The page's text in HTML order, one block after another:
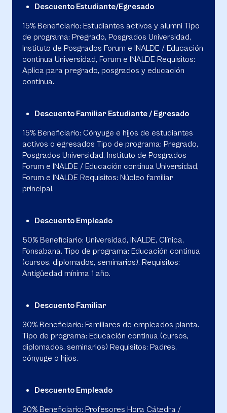
Descuento Estudiante/Egresado
15% Beneficiario: Estudiantes activos y alumni Tipo
de programa: Pregrado, Posgrados Universidad,
Instituto de Posgrados Forum e INALDE / Educación
continua Universidad, Forum e INALDE Requisitos:
Aplica para pregrado, posgrados y educación
continua.
Descuento Familiar Estudiante / Egresado
15% Beneficiario: Cónyuge e hijos de estudiantes
activos o egresados Tipo de programa: Pregrado,
Posgrados Universidad, Instituto de Posgrados
Forum e INALDE / Educación continua Universidad,
Forum e INALDE Requisitos: Núcleo familiar
principal.
Descuento Empleado
50% Beneficiario: Universidad, INALDE, Clínica,
Fonsabana. Tipo de programa: Educación continua
(cursos, diplomados, seminarios). Requisitos:
Antigüedad mínima 1 año.
Descuento Familiar
30% Beneficiario: Familiares de empleados planta.
Tipo de programa: Educación continua (cursos,
diplomados, seminarios) Requisitos: Padres,
cónyuge o hijos.
Descuento Empleado
30% Beneficiario: Profesores Hora Cátedra /